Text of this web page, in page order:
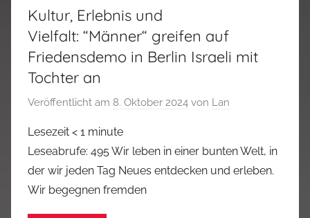
Kultur, Erlebnis und
Vielfalt: “Männer“ greifen auf
Friedensdemo in Berlin Israeli mit
Tochter an
Veröffentlicht am 8. Oktober 2024 von Lan
Lesezeit < 1 minute
Leseabrufe: 495 Wir leben in einer bunten Welt, in
der wir jeden Tag Neues entdecken und erleben.
Wir begegnen fremden